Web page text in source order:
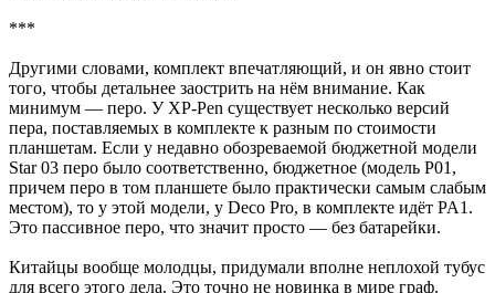
***
Другими словами, комплект впечатляющий, и он явно стоит
того, чтобы детальнее заострить на нём внимание. Как
минимум — перо. У XP-Pen существует несколько версий
пера, поставляемых в комплекте к разным по стоимости
планшетам. Если у недавно обозреваемой бюджетной модели
Star 03 перо было соответственно, бюджетное (модель P01,
причем перо в том планшете было практически самым слабым
местом), то у этой модели, у Deco Pro, в комплекте идёт PA1.
Это пассивное перо, что значит просто — без батарейки.
Китайцы вообще молодцы, придумали вполне неплохой тубус
для всего этого дела. Это точно не новинка в мире граф.